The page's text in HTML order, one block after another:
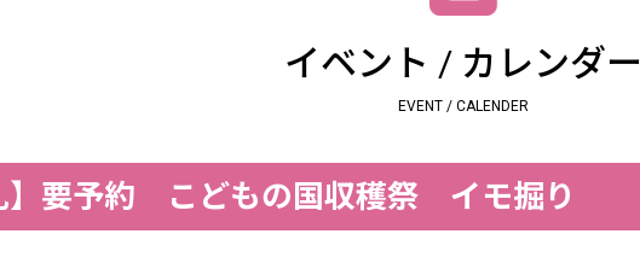
イベント / カレンダー
EVENT / CALENDER
】要予約 こどもの国収穫祭 イモ掘り